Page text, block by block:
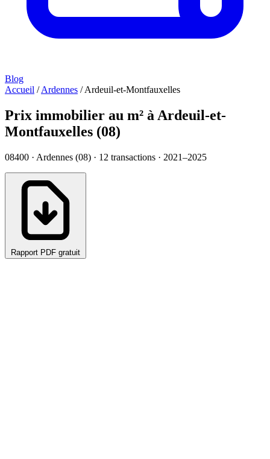
Blog
Accueil / Ardennes / Ardeuil-et-Montfauxelles
Prix immobilier au m² à Ardeuil-et-
Montfauxelles (08)
08400 · Ardennes (08) · 12 transactions · 2021–2025
Rapport PDF gratuit